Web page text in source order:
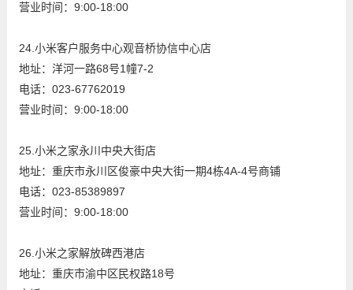
营业时间：9:00-18:00
24.小米客户服务中心观音桥协信中心店
地址：洋河一路68号1幢7-2
电话：023-67762019
营业时间：9:00-18:00
25.小米之家永川中央大街店
地址：重庆市永川区俊豪中央大街一期4栋4A-4号商铺
电话：023-85389897
营业时间：9:00-18:00
26.小米之家解放碑西港店
地址：重庆市渝中区民权路18号